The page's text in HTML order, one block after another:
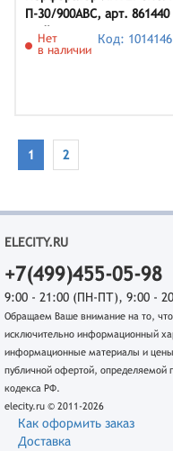
П-30/900АВС, арт. 861440
(кейс)
Нет
в наличии
Код:
1 2
ELECITY.RU
+7(499)455-05-98
9:00 - 21:00 (ПН-ПТ), 9:00 -
Обращаем Ваше внимание на то, что
исключительно информационный
информационные материалы и
публичной офертой, определяемой
кодекса РФ.
elecity.ru © 2011-2026
Как оформить заказ
Доставка